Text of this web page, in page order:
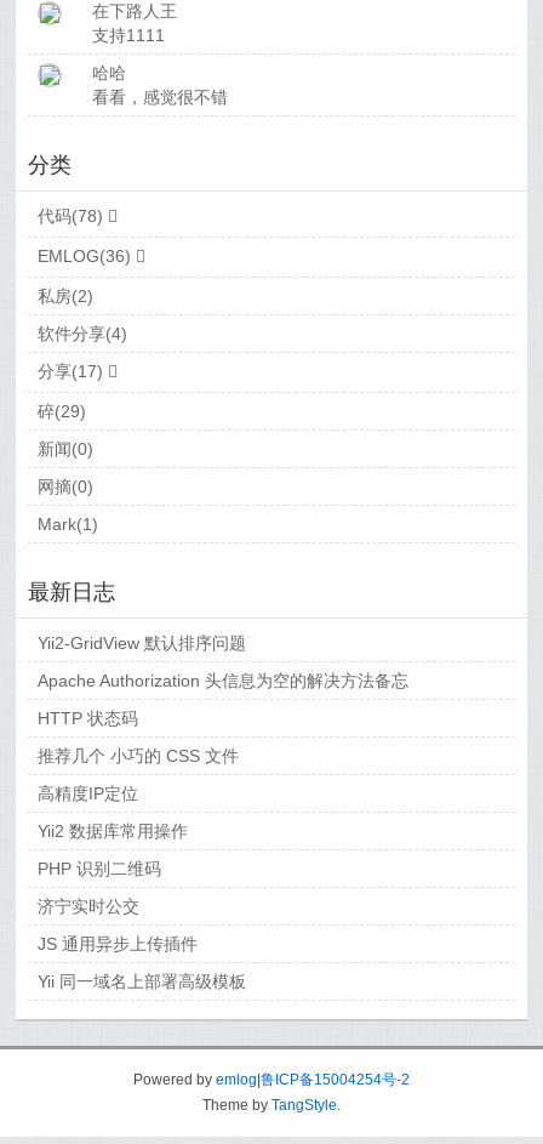
在下路人王
支持1111
哈哈
看看，感觉很不错
分类
代码(78)
EMLOG(36)
私房(2)
软件分享(4)
分享(17)
碎(29)
新闻(0)
网摘(0)
Mark(1)
最新日志
Yii2-GridView 默认排序问题
Apache Authorization 头信息为空的解决方法备忘
HTTP 状态码
推荐几个 小巧的 CSS 文件
高精度IP定位
Yii2 数据库常用操作
PHP 识别二维码
济宁实时公交
JS 通用异步上传插件
Yii 同一域名上部署高级模板
Powered by emlog 鲁ICP备15004254号-2
Theme by TangStyle.